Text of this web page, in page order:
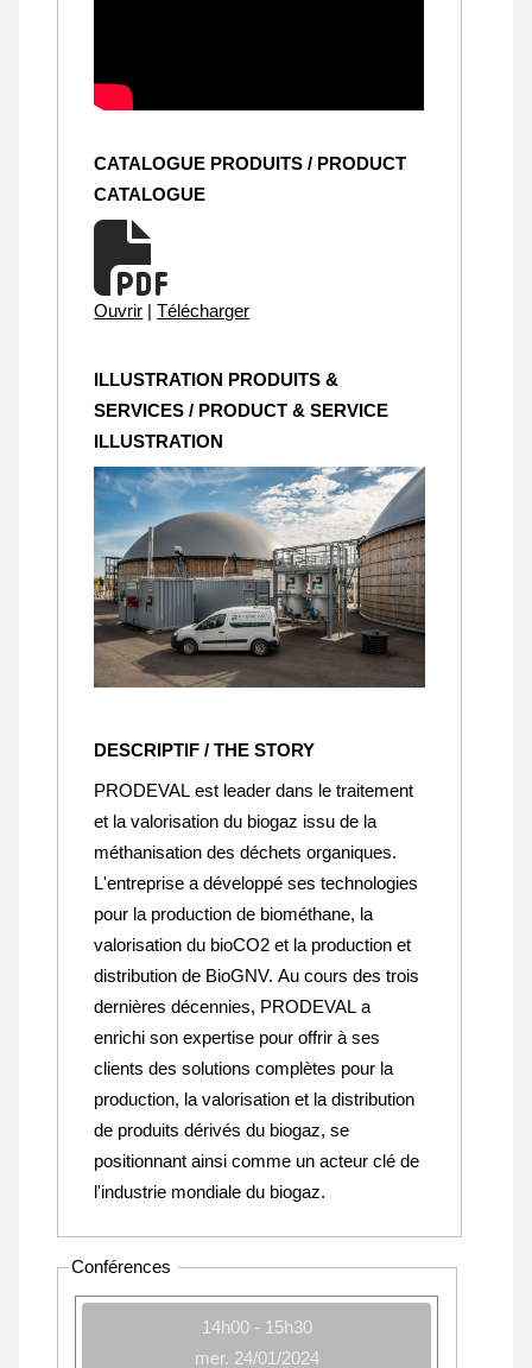
CATALOGUE PRODUITS / PRODUCT
CATALOGUE
Ouvrir | Télécharger
ILLUSTRATION PRODUITS &
SERVICES / PRODUCT & SERVICE
ILLUSTRATION
DESCRIPTIF / THE STORY
PRODEVAL est leader dans le traitement
et la valorisation du biogaz issu de la
méthanisation des déchets organiques.
L'entreprise a développé ses technologies
pour la production de biométhane, la
valorisation du bioCO2 et la production et
distribution de BioGNV. Au cours des trois
dernières décennies, PRODEVAL a
enrichi son expertise pour offrir à ses
clients des solutions complètes pour la
production, la valorisation et la distribution
de produits dérivés du biogaz, se
positionnant ainsi comme un acteur clé de
l'industrie mondiale du biogaz.
Conférences
14h00 - 15h30
mer. 24/01/2024